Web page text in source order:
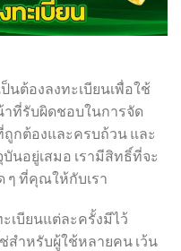
นต้องลงทะเบียนเพื่อใช้
ที่รับผิดชอบในการจัด
ถูกต้องและครบถ้วน และ
นอยู่เสมอ เรามีสิทธิ์ที่จะ
ๆ ที่คุณให้กับเรา
เบียนแต่ละครั้งมีไว้
สำหรับผู้ใช้หลายคน เว้น